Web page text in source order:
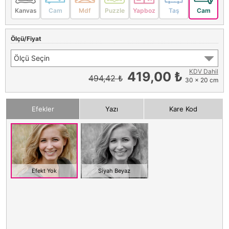
Kanvas Cam Mdf Puzzle Yapboz Taş Cam
Ölçü/Fiyat
Ölçü Seçin
494,42 ₺ 419,00 ₺
KDV Dahil
30 x 20 cm
Efekler Yazı Kare Kod
Efekt Yok Siyah Beyaz